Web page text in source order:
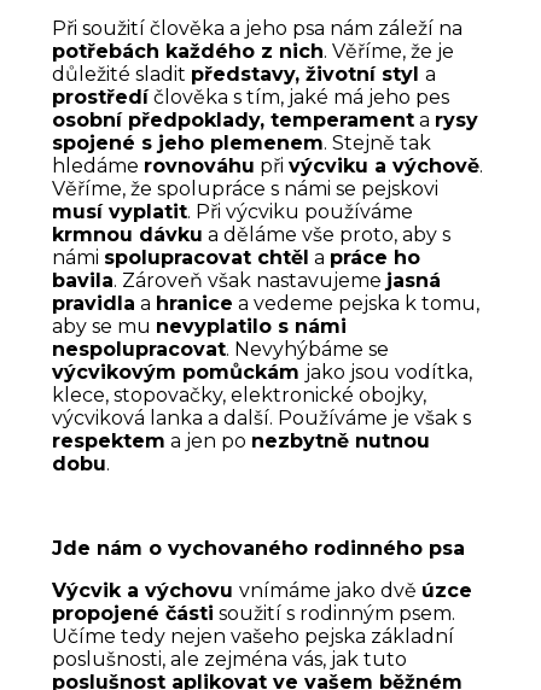
Při soužití člověka a jeho psa nám záleží na
potřebách každého z nich. Věříme, že je
důležité sladit představy, životní styl a
prostředíčlověka s tím, jaké má jeho pes
osobní předpoklady, temperamenta rysy
spojené s jeho plemenem. Stejně tak
hledáme rovnováhu při výcviku a výchově.
Věříme, že spolupráce s námi se pejskovi
musí vyplatit. Při výcviku používáme
krmnou dávku a děláme vše proto, aby s
námi spolupracovat chtěl a práce ho
bavila. Zároveň však nastavujeme jasná
pravidla a hranice a vedeme pejska k tomu,
aby se mu nevyplatilo s námi
nespolupracovat. Nevyhýbáme se
výcvikovým pomůckám jako jsou vodítka,
klece, stopovačky, elektronické obojky,
výcviková lanka a další. Používáme je však s
respektem a jen po nezbytně nutnou
dobu.
Jde nám o vychovaného rodinného psa
Výcvik a výchovu vnímáme jako dvě úzce
propojené části soužití s rodinným psem.
Učíme tedy nejen vašeho pejska základní
poslušnosti, ale zejména vás, jak tuto
poslušnost aplikovat ve vašem běžném